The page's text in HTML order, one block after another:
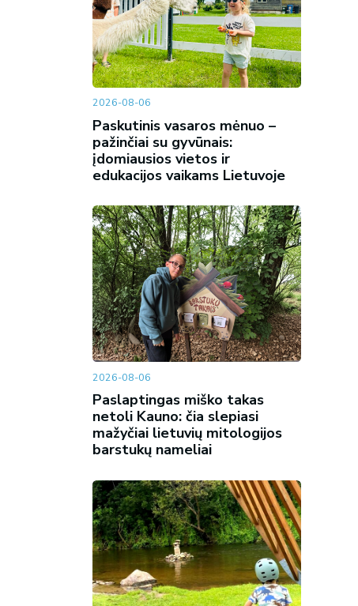
2026-08-06
Paskutinis vasaros mėnuo –
pažinčiai su gyvūnais:
įdomiausios vietos ir
edukacijos vaikams Lietuvoje
2026-08-06
Paslaptingas miško takas
netoli Kauno: čia slepiasi
mažyčiai lietuvių mitologijos
barstukų nameliai